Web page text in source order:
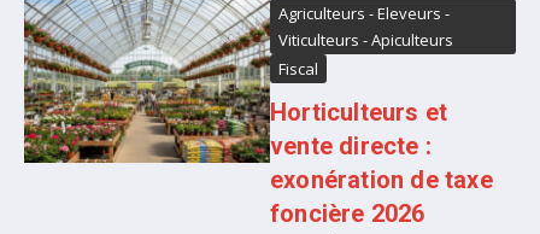
Agriculteurs - Eleveurs -
Viticulteurs - Apiculteurs
Fiscal
Horticulteurs et
vente directe :
exonération de taxe
foncière 2026